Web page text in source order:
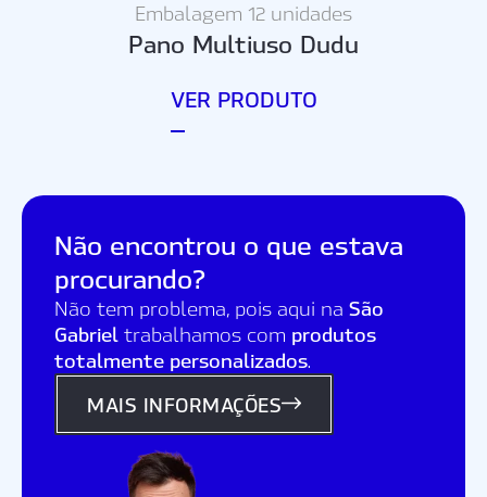
Embalagem 12 unidades
Pano Multiuso Dudu
VER PRODUTO
Não encontrou o que estava
procurando?
Não tem problema, pois aqui na São
Gabriel trabalhamos com produtos
totalmente personalizados.
MAIS INFORMAÇÕES